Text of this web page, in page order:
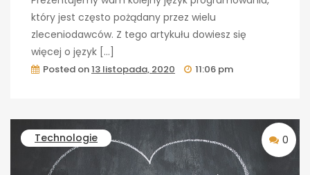
który jest często pożądany przez wielu
zleceniodawców. Z tego artykułu dowiesz się
więcej o język […]
Posted on13 listopada, 2020 11:06 pm
Technologie 0